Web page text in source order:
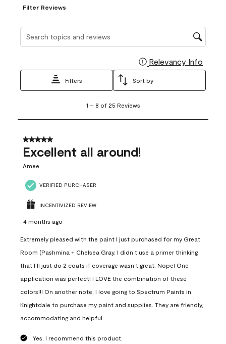
Filter Reviews
Relevancy Info
Filters Sort by
8
25
Reviews
1 – 8 of 25 Reviews
5 out of 5 stars.
Excellent all around!
Amee
VERIFIED PURCHASER
INCENTIVIZED REVIEW
4 months ago
Extremely pleased with the paint I just purchased for my Great
Room (Pashmina + Chelsea Gray. I didn’t use a primer thinking
that I’ll just do 2 coats if coverage wasn’t great. Nope! One
application was perfect! I LOVE the combination of these
colors!!! On another note, I love going to Spectrum Paints in
Knightdale to purchase my paint and supplies. They are friendly,
accommodating and helpful.
Yes, I recommend this product.